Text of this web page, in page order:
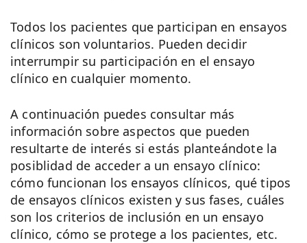
Todos los pacientes que participan en ensayos
clínicos son voluntarios. Pueden decidir
interrumpir su participación en el ensayo
clínico en cualquier momento.
A continuación puedes consultar más
información sobre aspectos que pueden
resultarte de interés si estás planteándote la
posiblidad de acceder a un ensayo clínico:
cómo funcionan los ensayos clínicos, qué tipos
de ensayos clínicos existen y sus fases, cuáles
son los criterios de inclusión en un ensayo
clínico, cómo se protege a los pacientes, etc.